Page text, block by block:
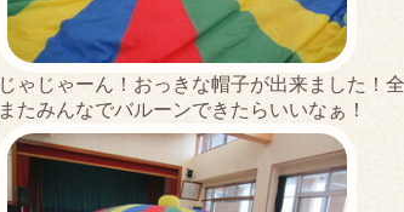
じゃじゃーん！おっきな帽子が出来ました！
またみんなでバルーンできたらいいなぁ！